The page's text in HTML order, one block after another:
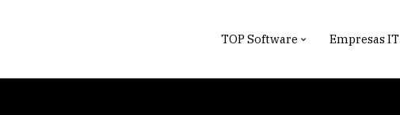
TOP Software Empresas IT